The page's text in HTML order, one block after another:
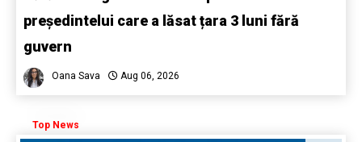
președintelui care a lăsat țara 3 luni fără
guvern
Oana Sava Aug 06, 2026
Top News